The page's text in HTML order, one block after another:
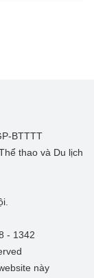
BTTTT
thao và Du lịch
- 1342
này